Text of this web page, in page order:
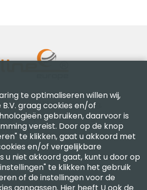
— specialisten in levering,
en reparatie van hoogwaardige
te optimaliseren willen wij,
graag cookies en/of
gebruiken, daarvoor is
vereist. Door op de knop
te klikken, gaat u akkoord met
en/of vergelijkbare
u niet akkoord gaat, kunt u door op
te klikken het gebruik
of de instellingen voor de